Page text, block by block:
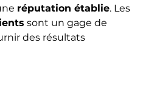
réputation établie. Les
sont un gage de
des résultats